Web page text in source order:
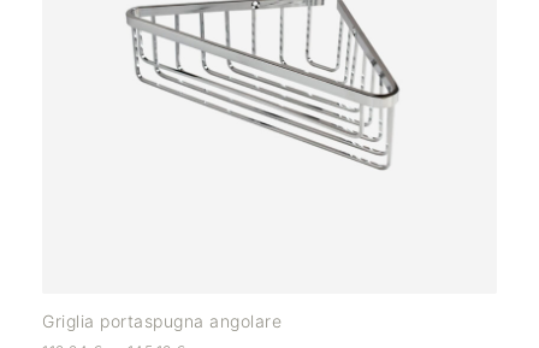
Griglia portaspugna angolare